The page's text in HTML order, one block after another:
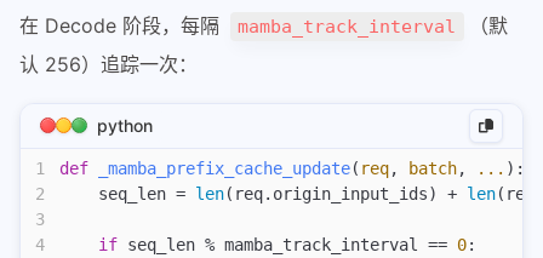
在 Decode 阶段，每隔 mamba_track_interval
（默
认 256）追踪一次：
python
1
2
3
4
def _mamba_prefix_cache_update( req, batch, ... ):
    seq_len =
len(req.origin_input_ids) + len
    if
seq_len % mamba_track_interval == 0: